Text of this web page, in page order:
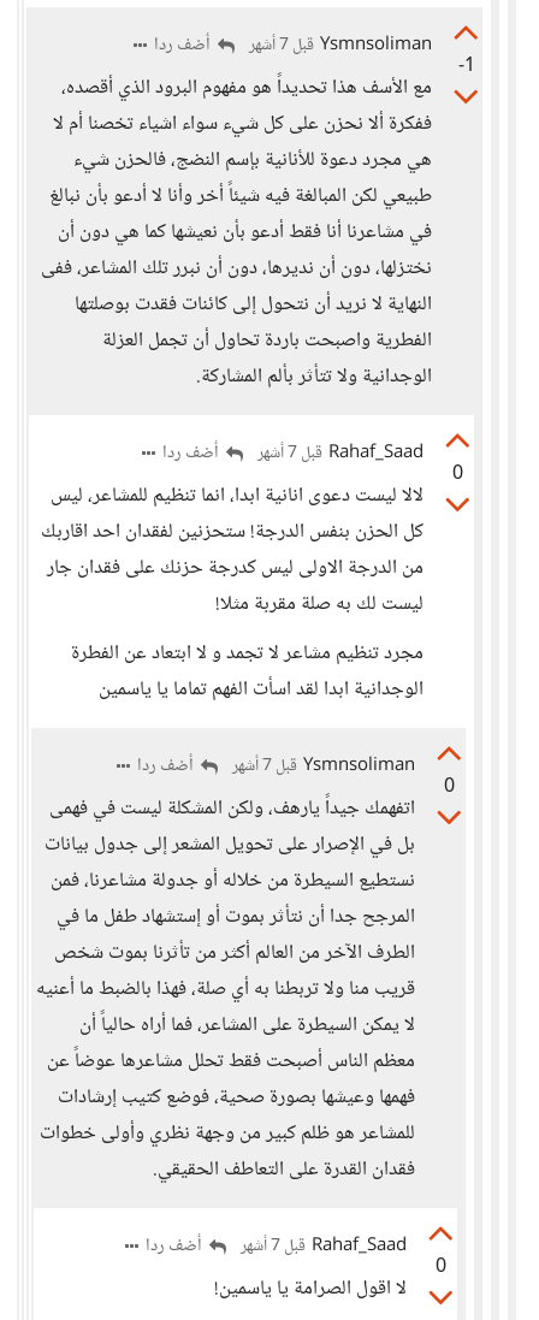
-1
Ysmnsoliman قبل 7 أشهر أضف ردا
مع الأسف هذا تحديداً هو مفهوم البرود الذي أقصده،
ففكرة ألا نحزن على كل شيء سواء اشياء تخصنا أم لا
هي مجرد دعوة للأنانية بإسم النضج، فالحزن شيء
طبيعي لكن المبالغة فيه شيئاً أخر وأنا لا أدعو بأن نبالغ
في مشاعرنا أنا فقط أدعو بأن نعيشها كما هي دون أن
نختزلها، دون أن نديرها، دون أن نبرر تلك المشاعر، ففى
النهاية لا نريد أن نتحول إلى كائنات فقدت بوصلتها
الفطرية واصبحت باردة تحاول أن تجمل العزلة
الوجدانية ولا تتأثر بألم المشاركة.
0
Rahaf_Saad قبل 7 أشهر أضف ردا
لالا ليست دعوى انانية ابدا، انما تنظيم للمشاعر، ليس
كل الحزن بنفس الدرجة! ستحزنين لفقدان احد اقاربك
من الدرجة الاولى ليس كدرجة حزنك على فقدان جار
ليست لك به صلة مقربة مثلا!
مجرد تنظيم مشاعر لا تجمد و لا ابتعاد عن الفطرة
الوجدانية ابدا لقد اسأت الفهم تماما يا ياسمين
0
Ysmnsoliman قبل 7 أشهر أضف ردا
اتفهمك جيداً يارهف، ولكن المشكلة ليست في فهمى
بل في الإصرار على تحويل المشعر إلى جدول بيانات
نستطيع السيطرة من خلاله أو جدولة مشاعرنا، فمن
المرجح جدا أن نتأثر بموت أو إستشهاد طفل ما في
الطرف الآخر من العالم أكثر من تأثرنا بموت شخص
قريب منا ولا تربطنا به أي صلة، فهذا بالضبط ما أعنيه
لا يمكن السيطرة على المشاعر، فما أراه حالياً أن
معظم الناس أصبحت فقط تحلل مشاعرها عوضاً عن
فهمها وعيشها بصورة صحية، فوضع كتيب إرشادات
للمشاعر هو ظلم كبير من وجهة نظري وأولى خطوات
فقدان القدرة على التعاطف الحقيقي.
0
Rahaf_Saad قبل 7 أشهر أضف ردا
لا اقول الصرامة يا ياسمين!